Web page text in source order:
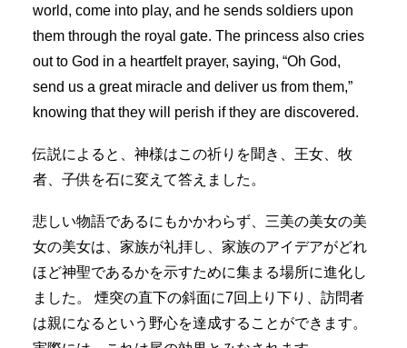
world, come into play, and he sends soldiers upon
them through the royal gate. The princess also cries
out to God in a heartfelt prayer, saying, “Oh God,
send us a great miracle and deliver us from them,”
knowing that they will perish if they are discovered.
伝説によると、神様はこの祈りを聞き、王女、牧
者、子供を石に変えて答えました。
悲しい物語であるにもかかわらず、三美の美女の美
女の美女は、家族が礼拝し、家族のアイデアがどれ
ほど神聖であるかを示すために集まる場所に進化し
ました。 煙突の直下の斜面に7回上り下り、訪問者
は親になるという野心を達成することができます。